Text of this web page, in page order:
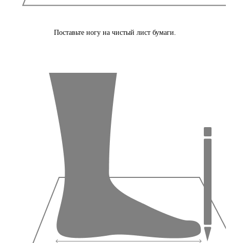
Поставьте ногу на чистый лист бумаги.